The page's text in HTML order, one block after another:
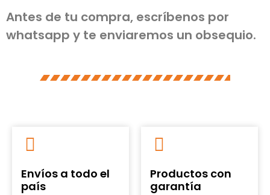
Antes de tu compra, escríbenos por
whatsapp y te enviaremos un obsequio.
Envíos a todo el
país
Productos con
garantía